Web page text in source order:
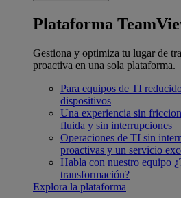
Plataforma
Gestiona y optimiza tu lugar de
proactiva en una sola plataforma.
Para equipos de TI
dispositivos
Una experiencia sin
fluida y sin interrupciones
Operaciones de TI sin
proactivas y un servicio
Habla con nuestro equipo
transformación?
Explora la plataforma